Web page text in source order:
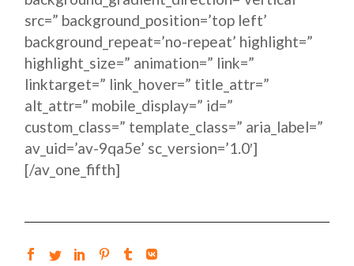
src=” background_position=’top left’
background_repeat=’no-repeat’ highlight=”
highlight_size=” animation=” link=”
linktarget=” link_hover=” title_attr=”
alt_attr=” mobile_display=” id=”
custom_class=” template_class=” aria_label=”
av_uid=’av-9qa5e’ sc_version=’1.0′]
[/av_one_fifth]